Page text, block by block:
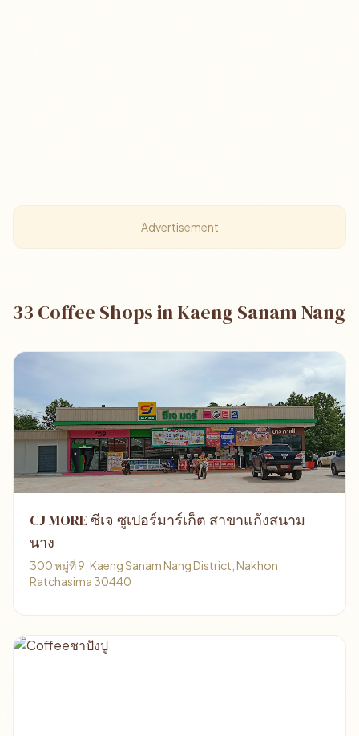
Advertisement
33 Coffee Shops in Kaeng Sanam Nang
CJ MORE ซีเจ ซูเปอร์มาร์เก็ต สาขาแก้งสนาม
นาง
300 หมู่ที่ 9, Kaeng Sanam Nang District, Nakhon
Ratchasima 30440